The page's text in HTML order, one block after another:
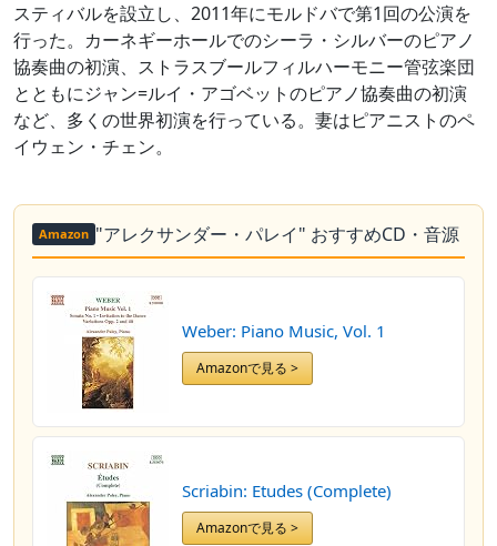
スティバルを設立し、2011年にモルドバで第1回の公演を
行った。カーネギーホールでのシーラ・シルバーのピアノ
協奏曲の初演、ストラスブールフィルハーモニー管弦楽団
とともにジャン=ルイ・アゴベットのピアノ協奏曲の初演
など、多くの世界初演を行っている。妻はピアニストのペ
イウェン・チェン。
Amazon "アレクサンダー・パレイ" おすすめCD・音源
Weber: Piano Music, Vol. 1
Amazonで見る >
Scriabin: Etudes (Complete)
Amazonで見る >